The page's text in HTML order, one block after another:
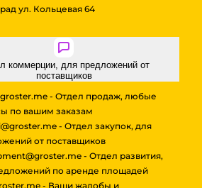
ул. Кольцевая 64
коммерции, для предложений от
поставщиков
- Отдел продаж, любые
по вашим заказам
- Отдел закупок, для
от поставщиков
- Отдел развития,
по аренде площадей
- Ваши жалобы и